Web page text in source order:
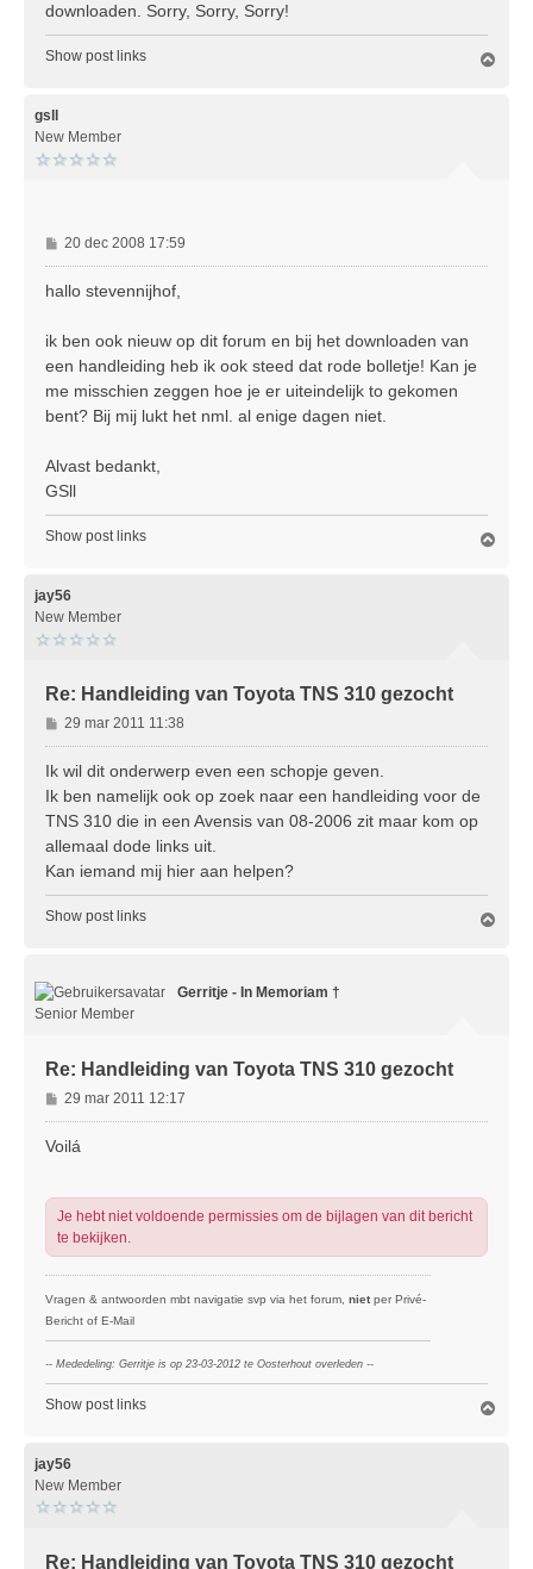
downloaden. Sorry, Sorry, Sorry!
Show post links
gsll
New Member
B
e
r
h
t
20 dec 2008 17:59
hallo stevennijhof,
ik ben ook nieuw op dit forum en bij het downloaden van
een handleiding heb ik ook steed dat rode bolletje! Kan je
me misschien zeggen hoe je er uiteindelijk to gekomen
bent? Bij mij lukt het nml. al enige dagen niet.
Alvast bedankt,
GSll
Show post links
jay56
New Member
Re: Handleiding van Toyota TNS 310 gezocht
B
e
r
h
t
29 mar 2011 11:38
Ik wil dit onderwerp even een schopje geven.
Ik ben namelijk ook op zoek naar een handleiding voor de
TNS 310 die in een Avensis van 08-2006 zit maar kom op
allemaal dode links uit.
Kan iemand mij hier aan helpen?
Show post links
Gerritje - In Memoriam †
Senior Member
Re: Handleiding van Toyota TNS 310 gezocht
B
e
t
29 mar 2011 12:17
Voilá
Je hebt niet voldoende permissies om de bijlagen van dit bericht
te bekijken.
Vragen & antwoorden mbt navigatie svp via het forum, nietper Privé-
Bericht of E-Mail
-- Mededeling: Gerritje is op 23-03-2012 te Oosterhout overleden --
Show post links
jay56
New Member
Re: Handleiding van Toyota TNS 310 gezocht